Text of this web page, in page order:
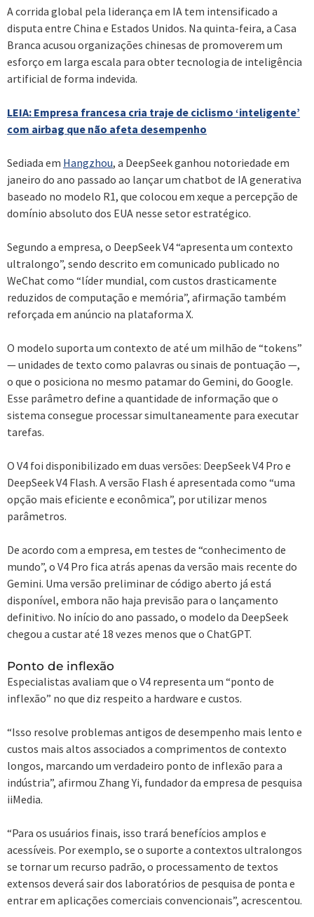
A corrida global pela liderança em IA tem intensificado a
disputa entre China e Estados Unidos. Na quinta-feira, a Casa
Branca acusou organizações chinesas de promoverem um
esforço em larga escala para obter tecnologia de inteligência
artificial de forma indevida.
LEIA: Empresa francesa cria traje de ciclismo ‘inteligente’
com airbag que não afeta desempenho
Sediada em Hangzhou, a DeepSeek ganhou notoriedade em
janeiro do ano passado ao lançar um chatbot de IA generativa
baseado no modelo R1, que colocou em xeque a percepção de
domínio absoluto dos EUA nesse setor estratégico.
Segundo a empresa, o DeepSeek V4 “apresenta um contexto
ultralongo”, sendo descrito em comunicado publicado no
WeChat como “líder mundial, com custos drasticamente
reduzidos de computação e memória”, afirmação também
reforçada em anúncio na plataforma X.
O modelo suporta um contexto de até um milhão de “tokens”
— unidades de texto como palavras ou sinais de pontuação —,
o que o posiciona no mesmo patamar do Gemini, do Google.
Esse parâmetro define a quantidade de informação que o
sistema consegue processar simultaneamente para executar
tarefas.
O V4 foi disponibilizado em duas versões: DeepSeek V4 Pro e
DeepSeek V4 Flash. A versão Flash é apresentada como “uma
opção mais eficiente e econômica”, por utilizar menos
parâmetros.
De acordo com a empresa, em testes de “conhecimento de
mundo”, o V4 Pro fica atrás apenas da versão mais recente do
Gemini. Uma versão preliminar de código aberto já está
disponível, embora não haja previsão para o lançamento
definitivo. No início do ano passado, o modelo da DeepSeek
chegou a custar até 18 vezes menos que o ChatGPT.
Ponto de inflexão
Especialistas avaliam que o V4 representa um “ponto de
inflexão” no que diz respeito a hardware e custos.
“Isso resolve problemas antigos de desempenho mais lento e
custos mais altos associados a comprimentos de contexto
longos, marcando um verdadeiro ponto de inflexão para a
indústria”, afirmou Zhang Yi, fundador da empresa de pesquisa
iiMedia.
“Para os usuários finais, isso trará benefícios amplos e
acessíveis. Por exemplo, se o suporte a contextos ultralongos
se tornar um recurso padrão, o processamento de textos
extensos deverá sair dos laboratórios de pesquisa de ponta e
entrar em aplicações comerciais convencionais”, acrescentou.